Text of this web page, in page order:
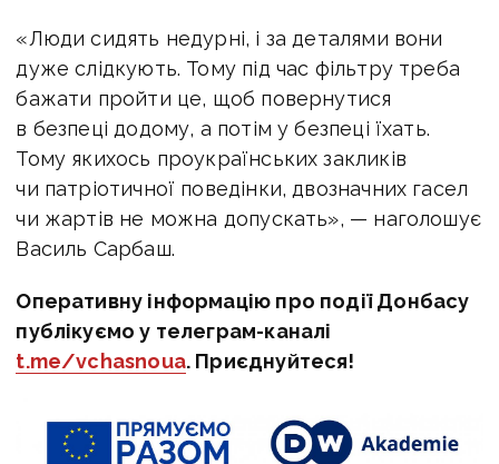
«Люди сидять недурні, і за деталями вони
дуже слідкують. Тому під час фільтру треба
бажати пройти це, щоб повернутися
в безпеці додому, а потім у безпеці їхать.
Тому якихось проукраїнських закликів
чи патріотичної поведінки, двозначних гасел
чи жартів не можна допускать», — наголошує
Василь Сарбаш.
Оперативну інформацію про події Донбасу
публікуємо у телеграм-каналі
t.me/vchasnoua. Приєднуйтеся!